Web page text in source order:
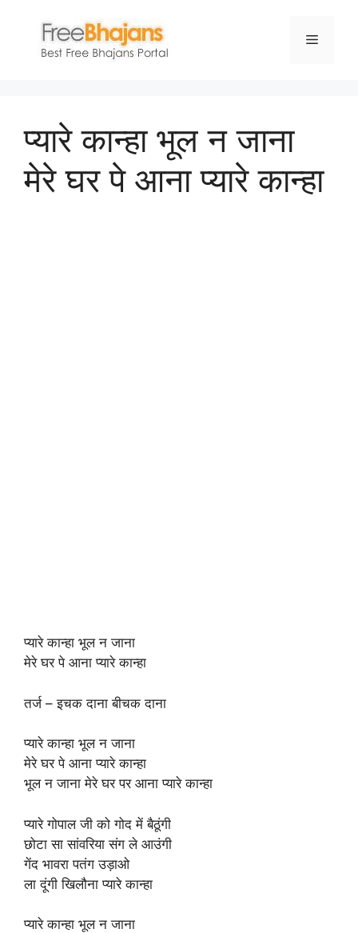
content
Menu
प्यारे कान्हा भूल न जाना
मेरे घर पे आना प्यारे कान्हा
प्यारे कान्हा भूल न जाना
मेरे घर पे आना प्यारे कान्हा
तर्ज – इचक दाना बीचक दाना
प्यारे कान्हा भूल न जाना
मेरे घर पे आना प्यारे कान्हा
भूल न जाना मेरे घर पर आना प्यारे कान्हा
प्यारे गोपाल जी को गोद में बैठूंगी
छोटा सा सांवरिया संग ले आउंगी
गेंद भावरा पतंग उड़ाओ
ला दूंगी खिलौना प्यारे कान्हा
प्यारे कान्हा भूल न जाना